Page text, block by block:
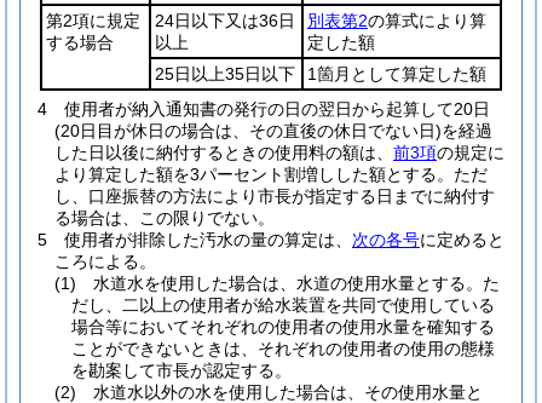
第2項に規定
する場合
24日以下又は36日
以上
別表第2の算式により算
定した額
25日以上35日以下
1箇月として算定した額
4
使用者が納入通知書の発行の日の翌日から起算して20日
(20日目が休日の場合は、その直後の休日でない日)を経過
した日以後に納付するときの使用料の額は、 前3項の規定に
より算定した額を3パーセント割増しした額とする。 ただ
し、口座振替の方法により市長が指定する日までに納付す
る場合は、この限りでない。
5
使用者が排除した汚水の量の算定は、 次の各号に定めると
ころによる。
(1)
水道水を使用した場合は、水道の使用水量とする。 た
だし、二以上の使用者が給水装置を共同で使用している
場合等においてそれぞれの使用者の使用水量を確知する
ことができないときは、それぞれの使用者の使用の態様
を勘案して市長が認定する。
(2)
水道水以外の水を使用した場合は、その使用水量と